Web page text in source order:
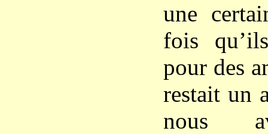
une
fois
pour des
restait un
nous